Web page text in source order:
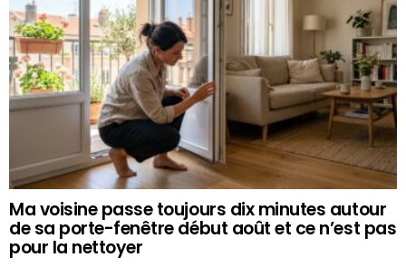
Ma voisine passe toujours dix minutes autour
de sa porte-fenêtre début août et ce n’est pas
pour la nettoyer